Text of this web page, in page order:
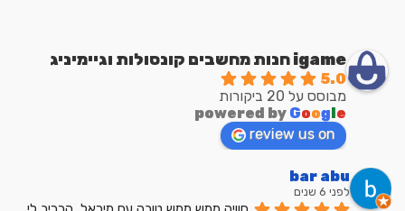
igame חנות מחשבים קונסולות וגיימיניג
5.0
מבוסס על 20 ביקורות
powered by Goog e
review us on
bar abu
לפני 6 שנים